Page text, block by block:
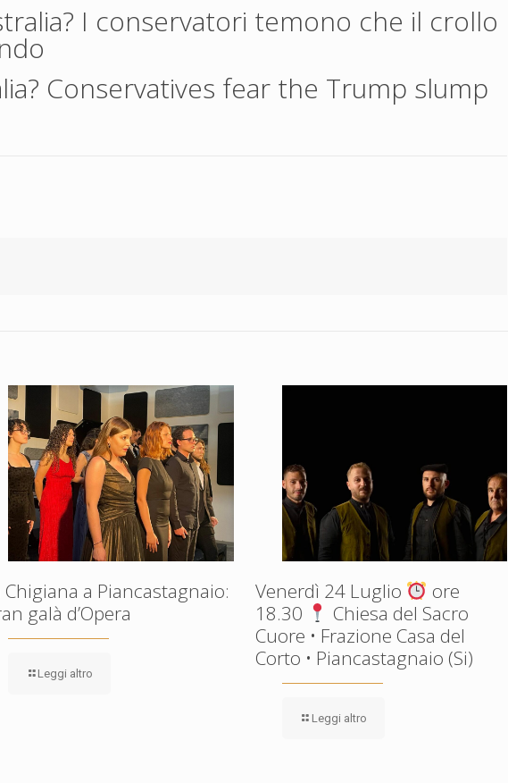
I conservatori temono che il crollo
Conservatives fear the Trump slump
Chigiana a Piancastagnaio:
galà d’Opera
Leggi altro
Venerdì 24 Luglio
ore
18.30
Chiesa del Sacro
Cuore • Frazione Casa del
Corto • Piancastagnaio (Si)
Leggi altro